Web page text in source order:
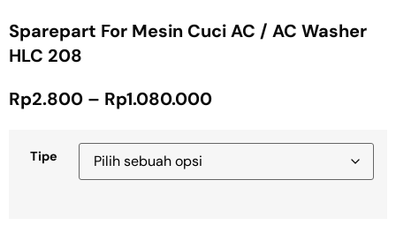
Sparepart For Mesin Cuci AC / AC Washer
HLC 208
Rp2.800 – Rp1.080.000
Tipe